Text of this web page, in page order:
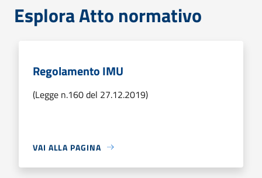
Esplora Atto normativo
Regolamento IMU
(Legge n.160 del 27.12.2019)
VAI ALLA PAGINA